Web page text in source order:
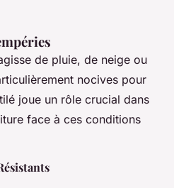
de pluie, de neige ou
nocives pour
joue un rôle crucial dans
face à ces conditions